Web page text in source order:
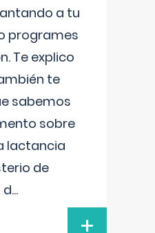
a tu
programes
Te explico
te
sabemos
sobre
lactancia
de
d...
+